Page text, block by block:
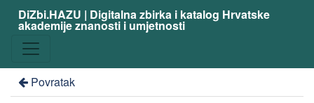
DiZbi.HAZU | Digitalna zbirka i katalog Hrvatske
akademije znanosti i umjetnosti
Povratak